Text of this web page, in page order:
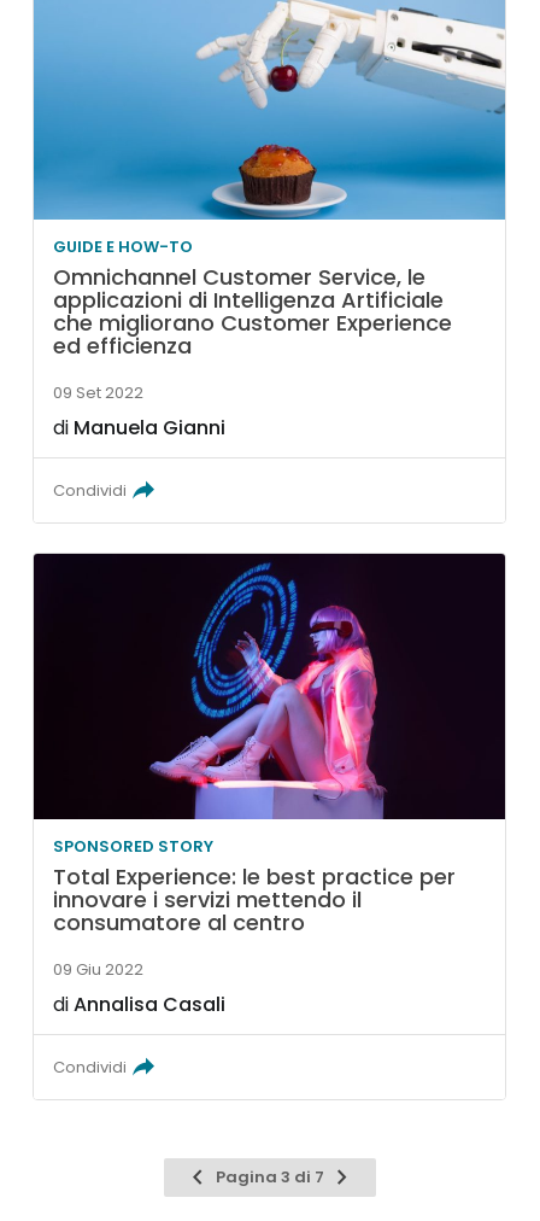
GUIDE E HOW-TO
Omnichannel Customer Service, le
applicazioni di Intelligenza Artificiale
che migliorano Customer Experience
ed efficienza
09 Set 2022
di Manuela Gianni
Condividi
SPONSORED STORY
Total Experience: le best practice per
innovare i servizi mettendo il
consumatore al centro
09 Giu 2022
diAnnalisa Casali
Condividi
Pagina
precedente
Pagina 3 di 7
Pagina
successiva